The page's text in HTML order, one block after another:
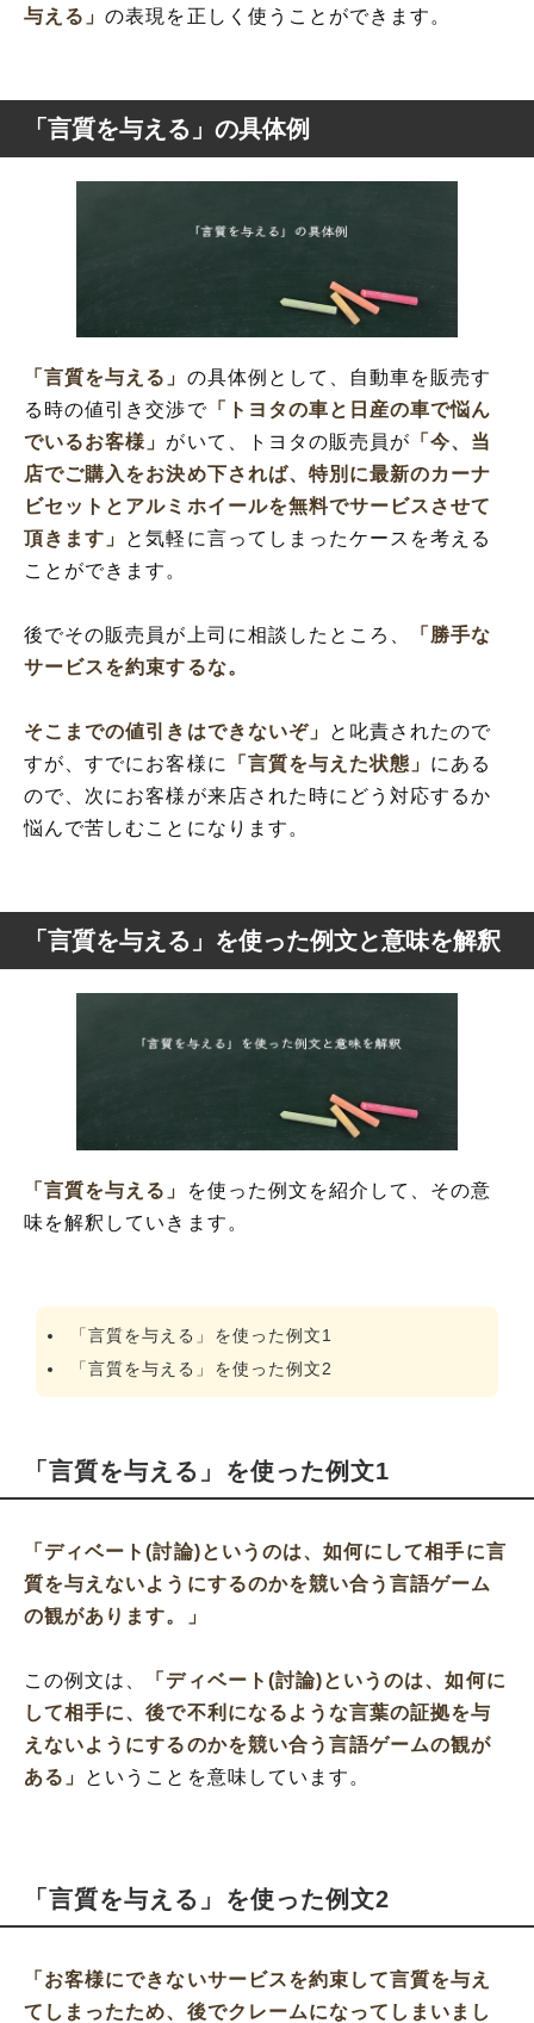
与える」の表現を正しく使うことができます。
「言質を与える」の具体例
「言質を与える」 の具体例として、自動車を販売す
る時の値引き交渉で「トヨタの車と日産の車で悩ん
でいるお客様」 がいて、トヨタの販売員が 「今、当
店でご購入をお決め下されば、特別に最新のカーナ
ビセットとアルミホイールを無料でサービスさせて
頂きます」 と気軽に言ってしまったケースを考える
ことができます。
後でその販売員が上司に相談したところ、
「勝手な
サービスを約束するな。
そこまでの値引きはできないぞ」
と叱責されたので
すが、すでにお客様に
「言質を与えた状態」 にある
ので、次にお客様が来店された時にどう対応するか
悩んで苦しむことになります。
「言質を与える」を使った例文と意味を解釈
「言質を与える」
を使った例文を紹介して、その意
味を解釈していきます。
「言質を与える」を使った例文1
「言質を与える」を使った例文2
「言質を与える」を使った例文1
「ディベート(討論)というのは、如何にして相手に言
質を与えないようにするのかを競い合う言語ゲーム
の観があります。」
この例文は、
「ディベート(討論)というのは、如何に
して相手に、後で不利になるような言葉の証拠を与
えないようにするのかを競い合う言語ゲームの観が
ある」
ということを意味しています。
「言質を与える」を使った例文2
「お客様にできないサービスを約束して言質を与え
てしまったため、後でクレームになってしまいまし